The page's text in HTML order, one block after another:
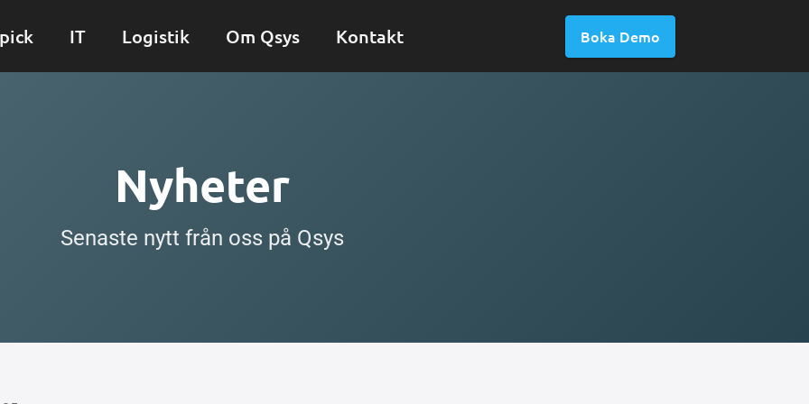
IT Logistik Om Qsys Kontakt Boka Demo
Nyheter
Senaste nytt från oss på Qsys